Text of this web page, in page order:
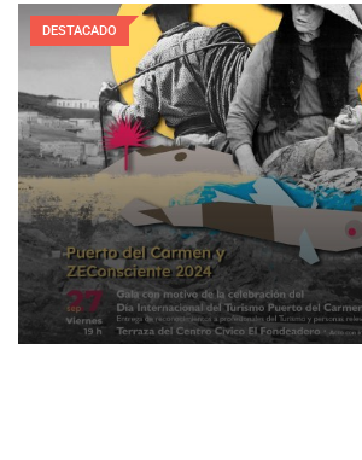
DESTACADO